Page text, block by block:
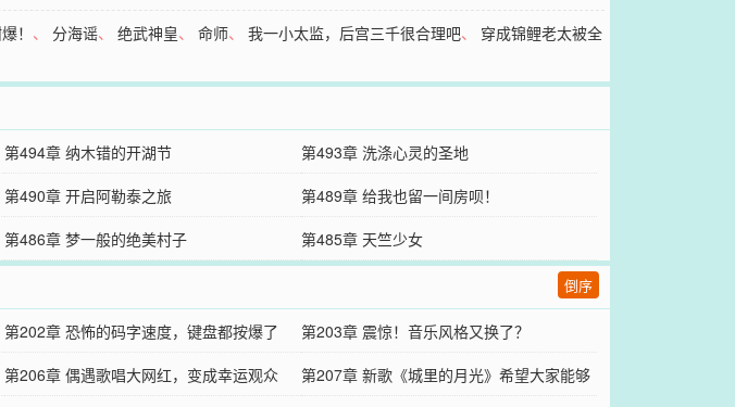
！ 、分海谣、绝武神皇、命师、我一小太监，后宫三千很合理吧、 穿成锦鲤老太被全
第494章 纳木错的开湖节
第493章 洗涤心灵的圣地
第490章 开启阿勒泰之旅
第489章 给我也留一间房呗！
第486章 梦一般的绝美村子 第485章 天竺少女
倒序
第202章 恐怖的码字速度，键盘都按爆了
第203章 震惊！音乐风格又换了？
第206章 偶遇歌唱大网红，变成幸运观众
第207章 新歌《城里的月光》希望大家能够